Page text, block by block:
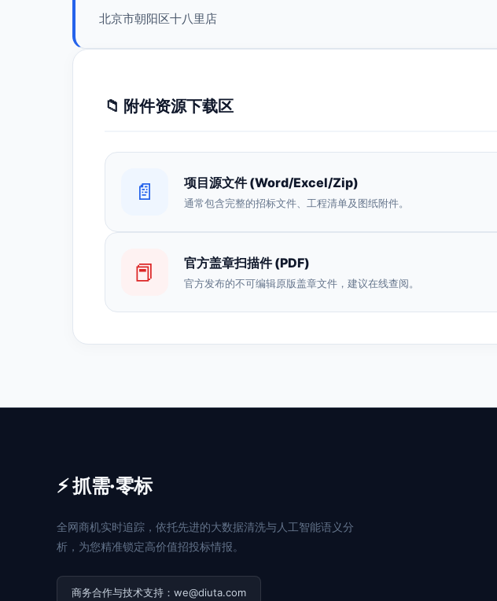
北京市朝阳区十八里店
📁 附件资源下载区
📄 项目源文件 (Word/Excel/Zip)
通常包含完整的招标文件、工程清单及图纸附件。
📕 官方盖章扫描件 (PDF)
官方发布的不可编辑原版盖章文件，建议在线查阅。
⚡ 抓需·零标
全网商机实时追踪，依托先进的大数据清洗与人工智能语义分
析，为您精准锁定高价值招投标情报。
商务合作与技术支持：we@diuta.com